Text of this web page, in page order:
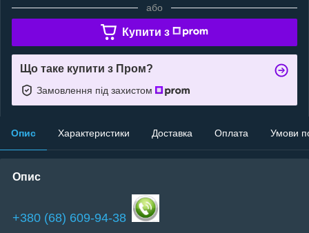
або
Купити з
Що таке купити з Пром?
Замовлення під захистом
Опис Характеристики Доставка Оплата Умови
Опис
+380 (68) 609-94-38